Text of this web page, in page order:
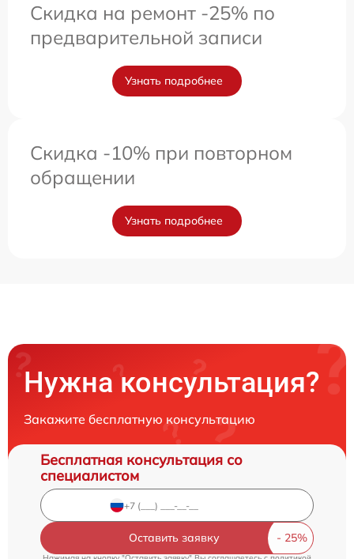
Скидка на ремонт -25% по
предварительной записи
Узнать подробнее
Скидка -10% при повторном
обращении
Узнать подробнее
Нужна консультация?
Закажите бесплатную консультацию
Бесплатная консультация со
специалистом
Оставить заявку